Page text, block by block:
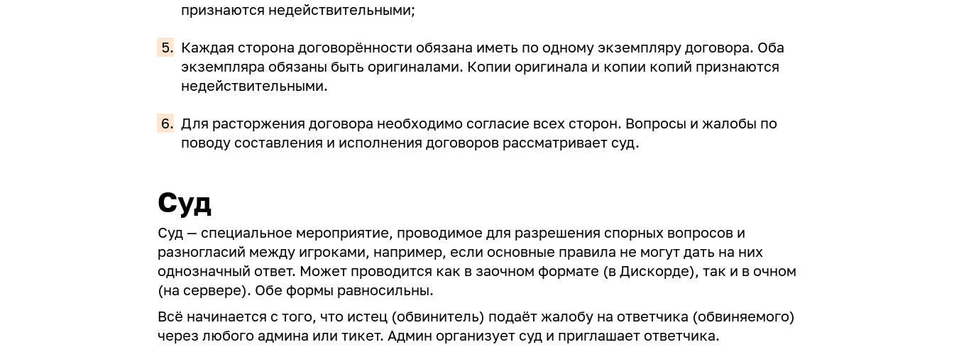
признаются недействительными;
5. Каждая сторона договорённости обязана иметь по одному экземпляру договора. Оба
экземпляра обязаны быть оригиналами. Копии оригинала и копии копий признаются
недействительными.
6. Для расторжения договора необходимо согласие всех сторон. Вопросы и жалобы по
поводу составления и исполнения договоров рассматривает суд.
Суд
Суд — специальное мероприятие, проводимое для разрешения спорных вопросов и
разногласий между игроками, например, если основные правила не могут дать на них
однозначный ответ. Может проводится как в заочном формате (в Дискорде), так и в очном
(на сервере). Обе формы равносильны.
Всё начинается с того, что истец (обвинитель) подаёт жалобу на ответчика (обвиняемого)
через любого админа или тикет. Админ организует суд и приглашает ответчика.